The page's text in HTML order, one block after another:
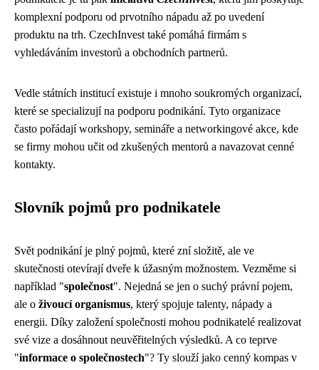
komplexní podporu od prvotního nápadu až po uvedení
produktu na trh. CzechInvest také pomáhá firmám s
vyhledáváním investorů a obchodních partnerů.
Vedle státních institucí existuje i mnoho soukromých organizací,
které se specializují na podporu podnikání. Tyto organizace
často pořádají workshopy, semináře a networkingové akce, kde
se firmy mohou učit od zkušených mentorů a navazovat cenné
kontakty.
Slovník pojmů pro podnikatele
Svět podnikání je plný pojmů, které zní složitě, ale ve
skutečnosti otevírají dveře k úžasným možnostem. Vezměme si
například "společnost". Nejedná se jen o suchý právní pojem,
ale o živoucí organismus, který spojuje talenty, nápady a
energii. Díky založení společnosti mohou podnikatelé realizovat
své vize a dosáhnout neuvěřitelných výsledků. A co teprve
"informace o společnostech"? Ty slouží jako cenný kompas v